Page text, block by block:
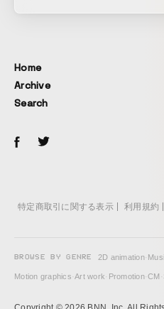
Home
Archive
Search
特定商取引に関する表示 利用規約
BROWSE BY GENRE 2D animation·
Motion graphics·Art work· Promotion·CM ·